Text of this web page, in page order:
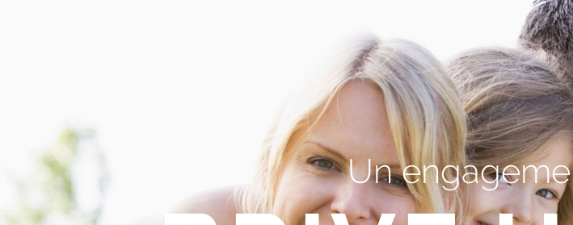
Un